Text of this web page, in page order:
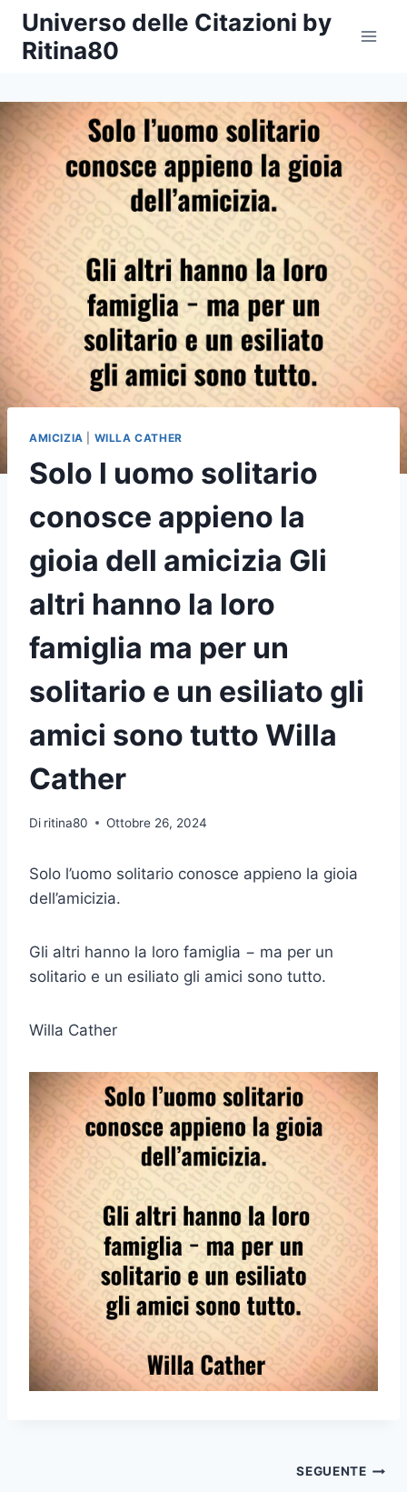
Salta
contenuto
Universo delle Citazioni by
Ritina80
AMICIZIA WILLA CATHER
Solo l uomo solitario
conosce appieno la
gioia dell amicizia Gli
altri hanno la loro
famiglia ma per un
solitario e un esiliato gli
amici sono tutto Willa
Cather
Di ritina80 Ottobre 26, 2024
Solo l’uomo solitario conosce appieno la gioia
dell’amicizia.
Gli altri hanno la loro famiglia − ma per un
solitario e un esiliato gli amici sono tutto.
Willa Cather
SEGUENTE